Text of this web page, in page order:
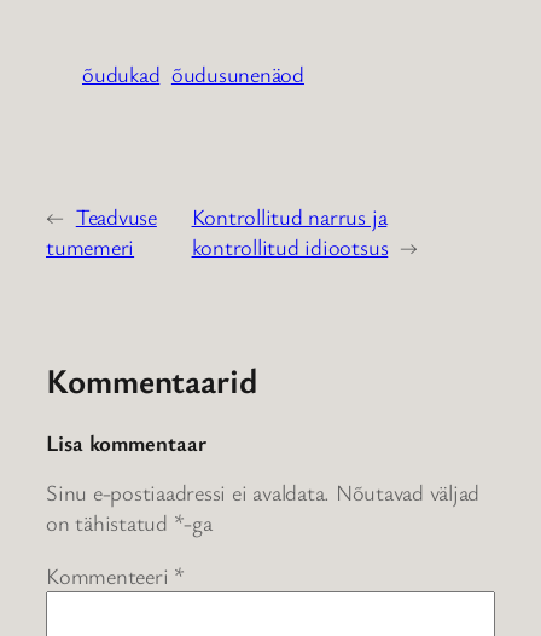
õudukad õudusunenäod
← Teadvuse
tumemeri
Kontrollitud narrus ja
kontrollitud idiootsus →
Kommentaarid
Lisa kommentaar
Sinu e-postiaadressi ei avaldata. Nõutavad väljad
on tähistatud *-ga
Kommenteeri *